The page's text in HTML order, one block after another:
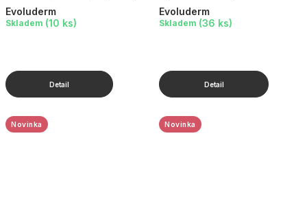
150 ml
Evoluderm
Skladem (10 ks)
Evoluderm
Skladem (36 ks)
Novinka Novinka